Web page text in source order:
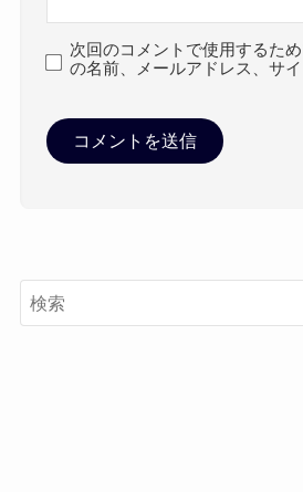
次回のコメントで使用するた
の名前、メールアドレス、サイ